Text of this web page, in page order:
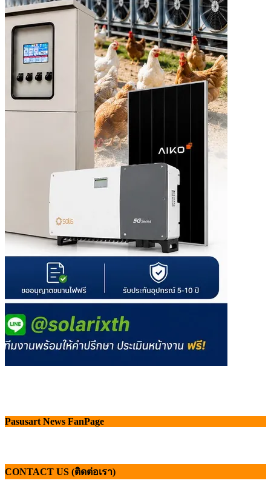
Pasusart News FanPage
CONTACT US (ติดต่อเรา)